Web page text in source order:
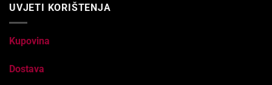
UVJETI KORIŠTENJA
Kupovina
Dostava